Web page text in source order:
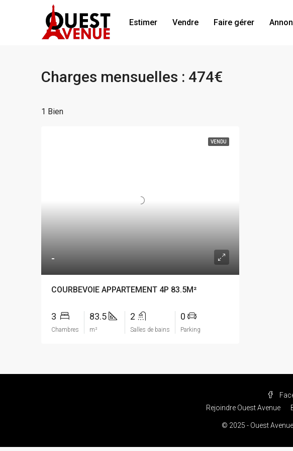
Estimer Vendre Faire gérer
Charges mensuelles : 474€
1 Bien
VENDU
-
COURBEVOIE APPARTEMENT 4P 83.5M²
3
Chambres
83.5
m²
2
Salles de bains
0
Parking
Rejoindre Ouest Avenue
© 2025 - Ouest